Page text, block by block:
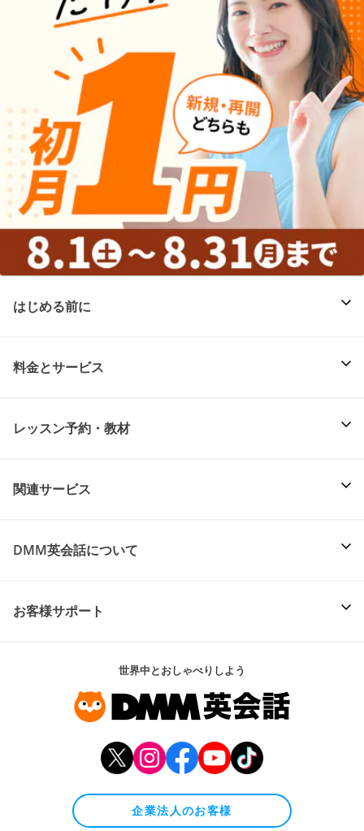
はじめる前に
料金とサービス
レッスン予約・教材
関連サービス
DMM英会話について
お客様サポート
世界中とおしゃべりしよう
企業法人のお客様